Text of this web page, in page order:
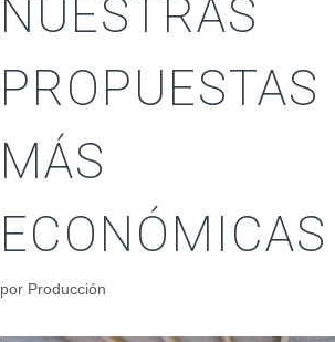
NUESTRAS
PROPUESTAS
MÁS
ECONÓMICAS
por Producción